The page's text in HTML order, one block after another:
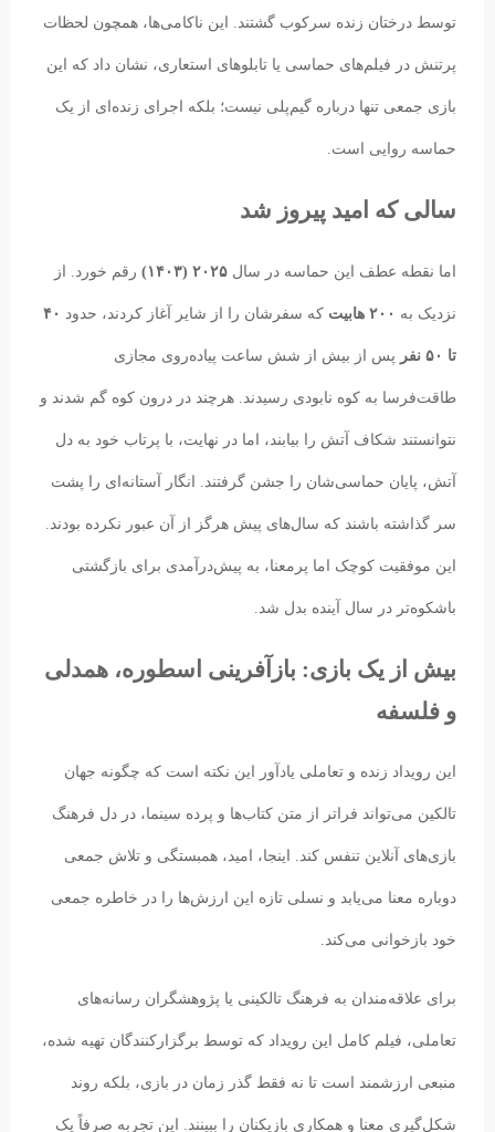
توسط درختان زنده سرکوب گشتند. این ناکامی‌ها، همچون لحظات
پرتنش در فیلم‌های حماسی یا تابلوهای استعاری، نشان داد که این
بازی جمعی تنها درباره گیم‌پلی نیست؛ بلکه اجرای زنده‌ای از یک
حماسه روایی است.
سالی که امید پیروز شد
اما نقطه عطف این حماسه در سال ۲۰۲۵ (۱۴۰۳) رقم خورد. از
نزدیک به ۲۰۰ هابیت که سفرشان را از شایر آغاز کردند، حدود ۴۰
تا ۵۰ نفر پس از بیش از شش ساعت پیاده‌روی مجازی
طاقت‌فرسا به کوه نابودی رسیدند. هرچند در درون کوه گم شدند و
نتوانستند شکاف آتش را بیابند، اما در نهایت، با پرتاب خود به دل
آتش، پایان حماسی‌شان را جشن گرفتند. انگار آستانه‌ای را پشت
سر گذاشته باشند که سال‌های پیش هرگز از آن عبور نکرده بودند.
این موفقیت کوچک اما پرمعنا، به پیش‌درآمدی برای بازگشتی
باشکوه‌تر در سال آینده بدل شد.
بیش از یک بازی: بازآفرینی اسطوره، همدلی
و فلسفه
این رویداد زنده و تعاملی یادآور این نکته است که چگونه جهان
تالکین می‌تواند فراتر از متن کتاب‌ها و پرده سینما، در دل فرهنگ
بازی‌های آنلاین تنفس کند. اینجا، امید، همبستگی و تلاش جمعی
دوباره معنا می‌یابد و نسلی تازه این ارزش‌ها را در خاطره جمعی
خود بازخوانی می‌کند.
برای علاقه‌مندان به فرهنگ تالکینی یا پژوهشگران رسانه‌های
تعاملی، فیلم کامل این رویداد که توسط برگزارکنندگان تهیه شده،
منبعی ارزشمند است تا نه فقط گذر زمان در بازی، بلکه روند
شکل‌گیری معنا و همکاری بازیکنان را ببینند. این تجربه صرفاً یک